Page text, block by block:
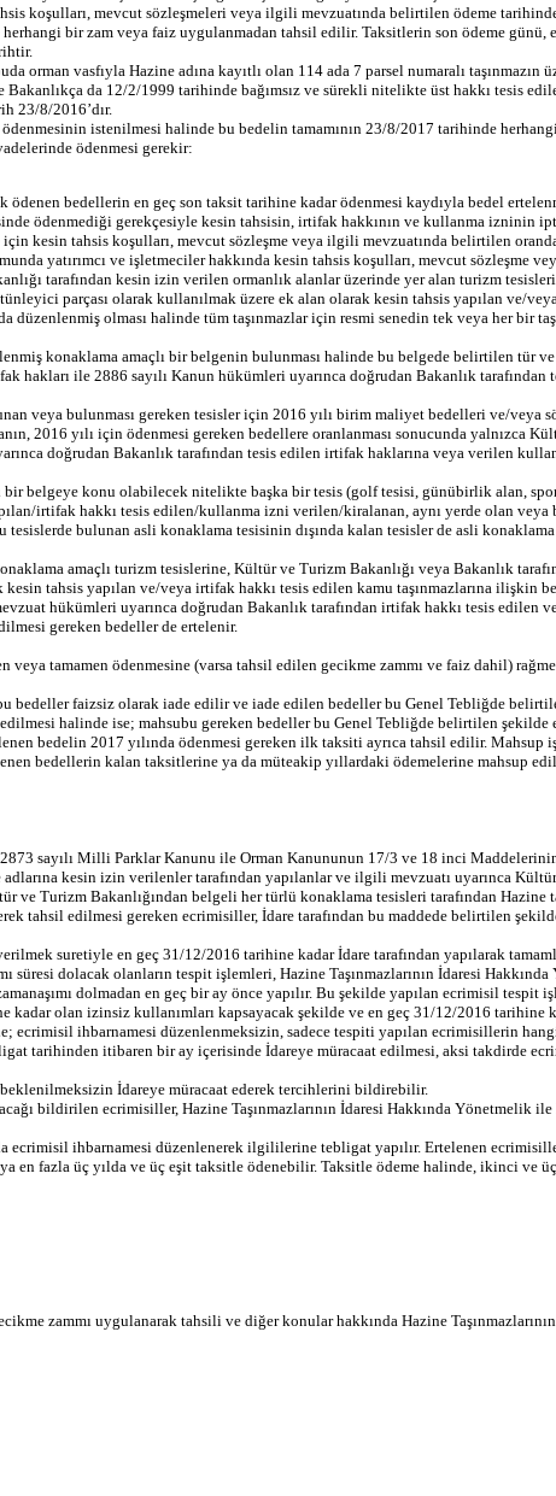
koşulları, mevcut sözleşmeleri veya ilgili mevzuatında belirtilen ödeme
bir zam veya faiz uygulanmadan tahsil edilir. Taksitlerin son ödeme günü,
vasfıyla Hazine adına kayıtlı olan 114 ada 7 parsel numaralı taşınmazın
da 12/2/1999 tarihinde bağımsız ve sürekli nitelikte üst hakkı tesis
23/8/2016’dır.
istenilmesi halinde bu bedelin tamamının 23/8/2017 tarihinde
ödenmesi gerekir:
bedellerin en geç son taksit tarihine kadar ödenmesi kaydıyla bedel
ödenmediği gerekçesiyle kesin tahsisin, irtifak hakkının ve kullanma izninin
kesin tahsis koşulları, mevcut sözleşme veya ilgili mevzuatında belirtilen
yatırımcı ve işletmeciler hakkında kesin tahsis koşulları, mevcut sözleşme
tarafından kesin izin verilen ormanlık alanlar üzerinde yer alan turizm
parçası olarak kullanılmak üzere ek alan olarak kesin tahsis yapılan ve/
olması halinde tüm taşınmazlar için resmi senedin tek veya her bir
konaklama amaçlı bir belgenin bulunması halinde bu belgede belirtilen tür
hakları ile 2886 sayılı Kanun hükümleri uyarınca doğrudan Bakanlık
veya bulunması gereken tesisler için 2016 yılı birim maliyet bedelleri ve/veya
2016 yılı için ödenmesi gereken bedellere oranlanması sonucunda yalnızca
doğrudan Bakanlık tarafından tesis edilen irtifak haklarına veya verilen
belgeye konu olabilecek nitelikte başka bir tesis (golf tesisi, günübirlik alan,
irtifak hakkı tesis edilen/kullanma izni verilen/kiralanan, aynı yerde olan
bulunan asli konaklama tesisinin dışında kalan tesisler de asli
amaçlı turizm tesislerine, Kültür ve Turizm Bakanlığı veya Bakanlık
tahsis yapılan ve/veya irtifak hakkı tesis edilen kamu taşınmazlarına ilişkin
hükümleri uyarınca doğrudan Bakanlık tarafından irtifak hakkı tesis edilen
gereken bedeller de ertelenir.
tamamen ödenmesine (varsa tahsil edilen gecikme zammı ve faiz dahil)
faizsiz olarak iade edilir ve iade edilen bedeller bu Genel Tebliğde
halinde ise; mahsubu gereken bedeller bu Genel Tebliğde belirtilen
bedelin 2017 yılında ödenmesi gereken ilk taksiti ayrıca tahsil edilir. Mahsup
bedellerin kalan taksitlerine ya da müteakip yıllardaki ödemelerine mahsup
sayılı Milli Parklar Kanunu ile Orman Kanununun 17/3 ve 18 inci
kesin izin verilenler tarafından yapılanlar ve ilgili mevzuatı uyarınca
ve Turizm Bakanlığından belgeli her türlü konaklama tesisleri tarafından
tahsil edilmesi gereken ecrimisiller, İdare tarafından bu maddede belirtilen
suretiyle en geç 31/12/2016 tarihine kadar İdare tarafından yapılarak
dolacak olanların tespit işlemleri, Hazine Taşınmazlarının İdaresi
dolmadan en geç bir ay önce yapılır. Bu şekilde yapılan ecrimisil
olan izinsiz kullanımları kapsayacak şekilde ve en geç 31/12/2016 tarihine
ihbarnamesi düzenlenmeksizin, sadece tespiti yapılan ecrimisillerin
tarihinden itibaren bir ay içerisinde İdareye müracaat edilmesi, aksi takdirde
İdareye müracaat ederek tercihlerini bildirebilir.
bildirilen ecrimisiller, Hazine Taşınmazlarının İdaresi Hakkında Yönetmelik
ihbarnamesi düzenlenerek ilgililerine tebligat yapılır. Ertelenen
en fazla üç yılda ve üç eşit taksitle ödenebilir. Taksitle ödeme halinde, ikinci ve
zammı uygulanarak tahsili ve diğer konular hakkında Hazine